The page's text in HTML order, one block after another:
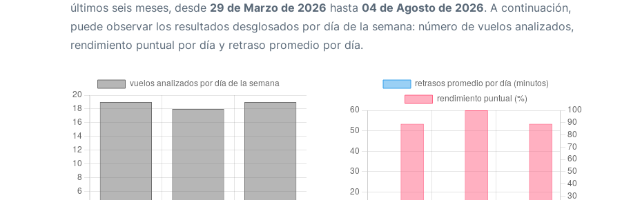
últimos seis meses, desde 29 de Marzo de 2026 hasta 04 de Agosto de 2026. A continuación,
puede observar los resultados desglosados por día de la semana: número de vuelos analizados,
rendimiento puntual por día y retraso promedio por día.